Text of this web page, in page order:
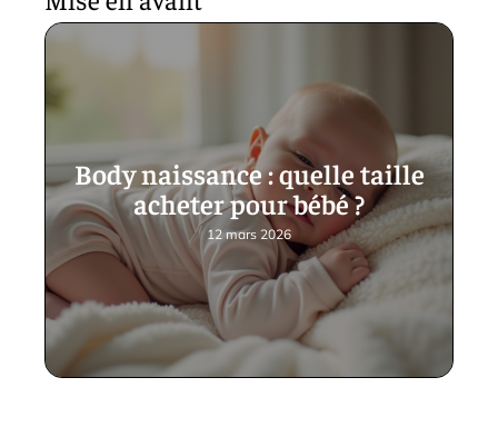
Body naissance : quelle taille
acheter pour bébé ?
12 mars 2026